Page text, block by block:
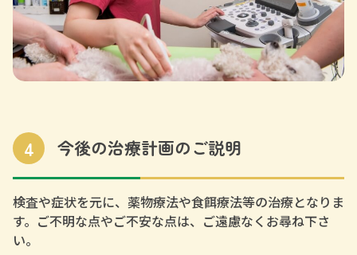
4 今後の治療計画のご説明
検査や症状を元に、薬物療法や食餌療法等の治療となりま
す。ご不明な点やご不安な点は、ご遠慮なくお尋ね下さ
い。